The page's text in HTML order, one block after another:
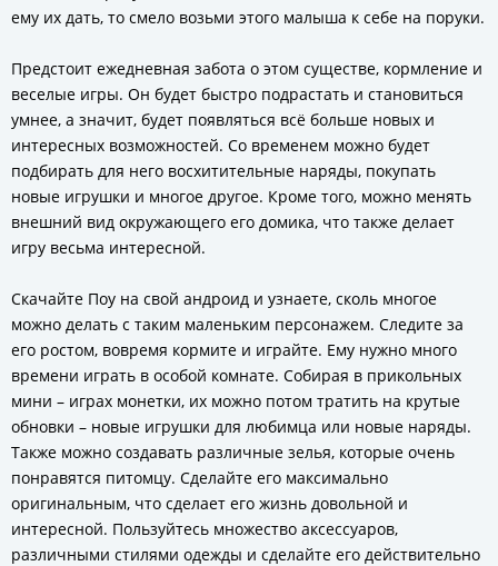
ему их дать, то смело возьми этого малыша к себе на поруки.
Предстоит ежедневная забота о этом существе, кормление и
веселые игры. Он будет быстро подрастать и становиться
умнее, а значит, будет появляться всё больше новых и
интересных возможностей. Со временем можно будет
подбирать для него восхитительные наряды, покупать
новые игрушки и многое другое. Кроме того, можно менять
внешний вид окружающего его домика, что также делает
игру весьма интересной.
Скачайте Поу на свой андроид и узнаете, сколь многое
можно делать с таким маленьким персонажем. Следите за
его ростом, вовремя кормите и играйте. Ему нужно много
времени играть в особой комнате. Собирая в прикольных
мини – играх монетки, их можно потом тратить на крутые
обновки – новые игрушки для любимца или новые наряды.
Также можно создавать различные зелья, которые очень
понравятся питомцу. Сделайте его максимально
оригинальным, что сделает его жизнь довольной и
интересной. Пользуйтесь множество аксессуаров,
различными стилями одежды и сделайте его действительно